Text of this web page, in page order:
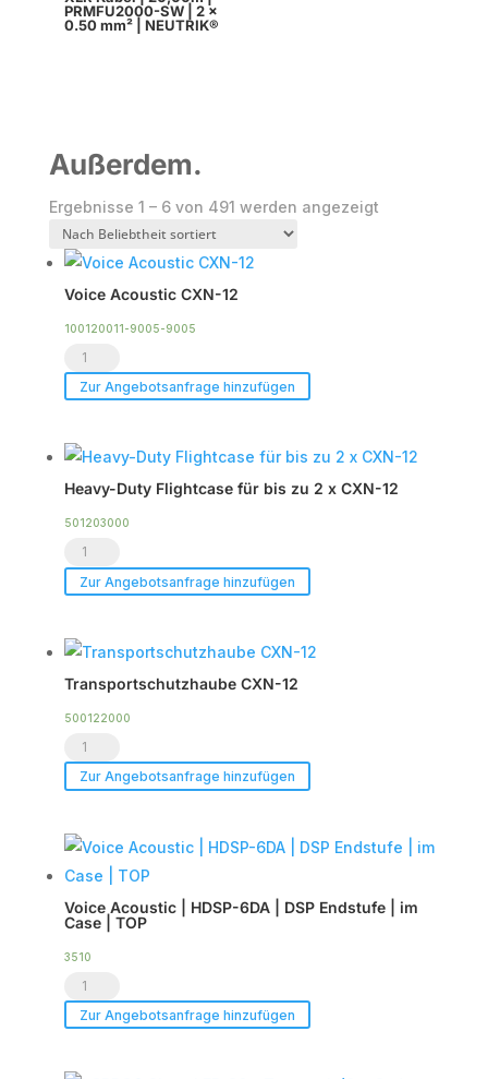
PRMFU2000-SW | 2 x
0.50 mm² | NEUTRIK®
Außerdem.
Ergebnisse 1 – 6 von 491 werden angezeigtNach
Voice Acoustic CXN-12
100120011-9005-9005
Voice
Acoustic
12
Menge
Zur Angebotsanfrage hinzufügen
Heavy-Duty Flightcase für bis zu 2 x CXN-12
501203000
Heavy-
Duty
für
zu
2
CXN-
Menge
Zur Angebotsanfrage hinzufügen
Transportschutzhaube CXN-12
500122000
Transportschutzhaube
CXN-
Menge
Zur Angebotsanfrage hinzufügen
Voice Acoustic | HDSP-6DA | DSP Endstufe | im
Case | TOP
3510
Voice
Acoustic
HDSP-
Zur Angebotsanfrage hinzufügen